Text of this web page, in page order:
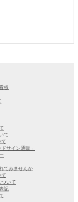
板
て
て
サイン通販」
てみませんか
て
ついて
記